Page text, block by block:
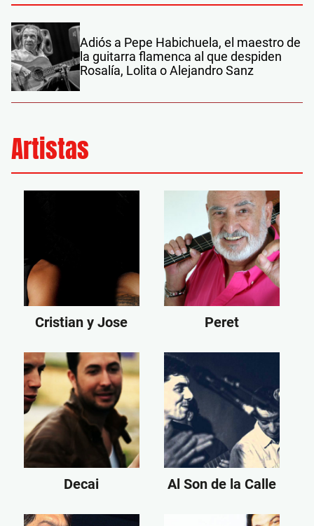
Adiós a Pepe Habichuela, el maestro de
la guitarra flamenca al que despiden
Rosalía, Lolita o Alejandro Sanz
Artistas
Cristian y Jose Peret
Decai Al Son de la Calle